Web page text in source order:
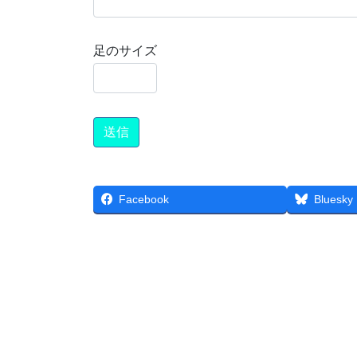
足のサイズ
Facebook Bluesky